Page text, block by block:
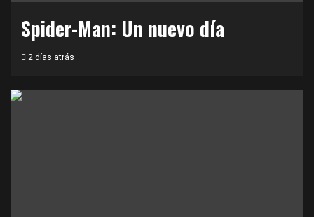
Spider-Man: Un nuevo día
2 días atrás